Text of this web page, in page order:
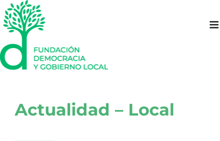
Saltar
al
contenido
Actualidad – Local